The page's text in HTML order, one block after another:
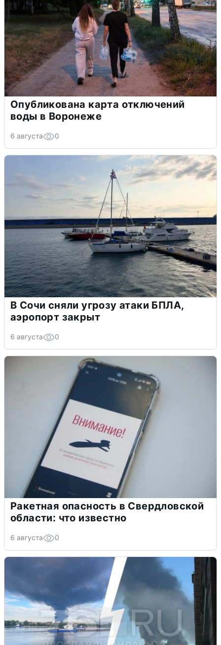
Опубликована карта отключений
воды в Воронеже
6 августа 0
В Сочи сняли угрозу атаки БПЛА,
аэропорт закрыт
6 августа 0
Ракетная опасность в Свердловской
области: что известно
6 августа 0